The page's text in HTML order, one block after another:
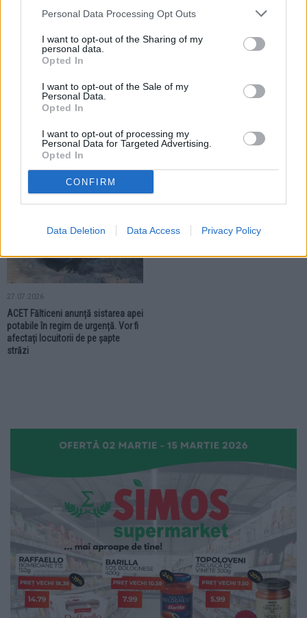
Personal Data Processing Opt Outs
I want to opt-out of the Sharing of my
personal data.
Opted In
I want to opt-out of the Sale of my
Personal Data.
Opted In
I want to opt-out of processing my
Personal Data for Targeted Advertising.
Opted In
CONFIRM
Data Deletion Data Access Privacy Policy
27.07.2026
milioane de lei municipiului
Fălticeni. Banii vor fi folosiți pentru
investiții curente
LOCAL
pentru deșeurile voluminoase.
Proiectul urmează să devină
27.07.2026
ACET Fălticeni anunță sistarea apei
potabile în regim de urgență. Vor fi
afectați locuitorii de pe șapte
străzi